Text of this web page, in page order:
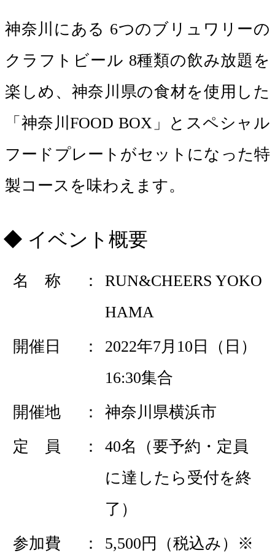
神奈川にある 6つのブリュワリーの
クラフトビール 8種類の飲み放題を
楽しめ、神奈川県の食材を使用した
「神奈川FOOD BOX」とスペシャル
フードプレートがセットになった特
製コースを味わえます。
イベント概要
名 称
RUN&CHEERS YOKO
HAMA
開催日
2022年7月10日（日）
16:30集合
開催地
神奈川県横浜市
定 員
40名（要予約・定員
に達したら受付を終
了）
参加費
5,500円（税込み）※